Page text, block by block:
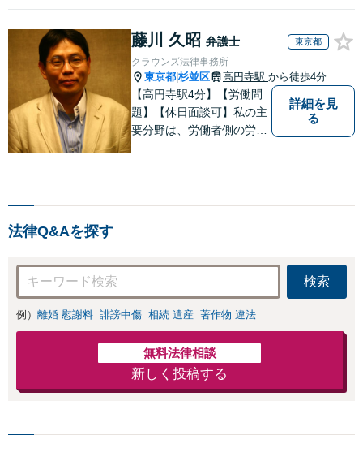
負担を軽減「弁護
士の交渉で慰謝料
交渉も対応可」
【完全個室対応】
報開示請求をおこ
お店の風評被害対
防止のために尽
力」加害者側の対
応可：開示請求の
意見照会が来たと
きの対処法、被害
藤川 久昭 弁護士 東京都
クラウンズ法律事務所
東京都 杉並区 高円寺駅 から徒歩4分
【高円寺駅4分】【労働問
題】【休日面談可】私の主
要分野は、労働者側の労働
詳細を見
る
法律Q&Aを探す
検索
例） 離婚 慰謝料 誹謗中傷 相続 遺産 著作物 違法
無料法律相談
新しく投稿する